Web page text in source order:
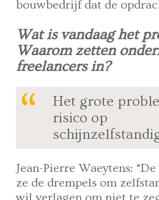
bouwbedrijf dat de
Wat is vandaag het
Waarom zetten
freelancers in?
Het grote
risico op
Jean-Pierre Waeytens:
ze de drempels om
wil verlagen om niet te